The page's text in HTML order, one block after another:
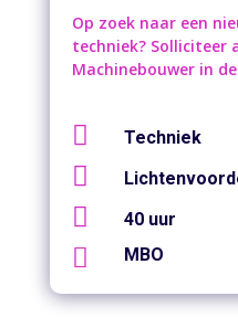
Op zoek naar een
techniek? Solliciteer
Machinebouwer in
 Techniek

 40 uur
 MBO